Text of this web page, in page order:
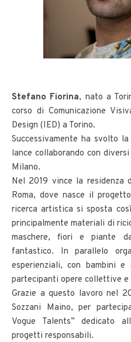
Stefano Fiorina, nato a
corso di Comunicazione
Design (IED) a Torino.
Successivamente ha svolto
lance collaborando con
Milano.
Nel 2019 vince la residenza
Roma, dove nasce il
ricerca artistica si sposta
principalmente materiali di
maschere, fiori e piante
fantastico. In parallelo
esperienziali, con bambini
partecipanti opere collettive
Grazie a questo lavoro nel
Sozzani Maino, per
Vogue Talents” dedicato
progetti responsabili.